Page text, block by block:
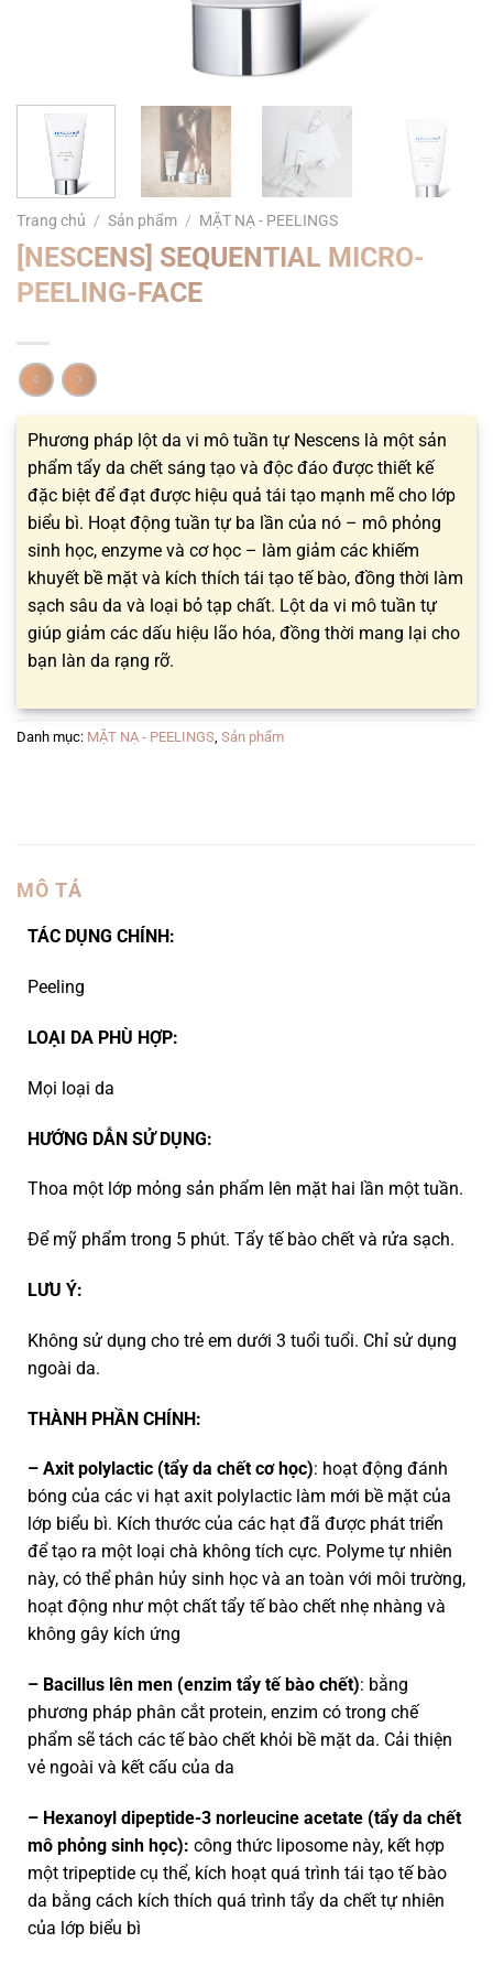
Trang chủ / Sản phẩm / MẶT NẠ - PEELINGS
[NESCENS] SEQUENTIAL MICRO-
PEELING-FACE
Phương pháp lột da vi mô tuần tự Nescens là một sản
phẩm tẩy da chết sáng tạo và độc đáo được thiết kế
đặc biệt để đạt được hiệu quả tái tạo mạnh mẽ cho lớp
biểu bì. Hoạt động tuần tự ba lần của nó – mô phỏng
sinh học, enzyme và cơ học – làm giảm các khiếm
khuyết bề mặt và kích thích tái tạo tế bào, đồng thời làm
sạch sâu da và loại bỏ tạp chất. Lột da vi mô tuần tự
giúp giảm các dấu hiệu lão hóa, đồng thời mang lại cho
bạn làn da rạng rỡ.
Danh mục: MẶT NẠ - PEELINGS Sản phẩm
MÔ TẢ
TÁC DỤNG CHÍNH:
Peeling
LOẠI DA PHÙ HỢP:
Mọi loại da
HƯỚNG DẪN SỬ DỤNG:
Thoa một lớp mỏng sản phẩm lên mặt hai lần một tuần.
Để mỹ phẩm trong 5 phút. Tẩy tế bào chết và rửa sạch.
LƯU Ý:
Không sử dụng cho trẻ em dưới 3 tuổi tuổi. Chỉ sử dụng
ngoài da.
THÀNH PHẦN CHÍNH:
– Axit polylactic (tẩy da chết cơ học): hoạt động đánh
bóng của các vi hạt axit polylactic làm mới bề mặt của
lớp biểu bì. Kích thước của các hạt đã được phát triển
để tạo ra một loại chà không tích cực. Polyme tự nhiên
này, có thể phân hủy sinh học và an toàn với môi trường,
hoạt động như một chất tẩy tế bào chết nhẹ nhàng và
không gây kích ứng
– Bacillus lên men (enzim tẩy tế bào chết): bằng
phương pháp phân cắt protein, enzim có trong chế
phẩm sẽ tách các tế bào chết khỏi bề mặt da. Cải thiện
vẻ ngoài và kết cấu của da
– Hexanoyl dipeptide-3 norleucine acetate (tẩy da chết
mô phỏng sinh học): công thức liposome này, kết hợp
một tripeptide cụ thể, kích hoạt quá trình tái tạo tế bào
da bằng cách kích thích quá trình tẩy da chết tự nhiên
của lớp biểu bì